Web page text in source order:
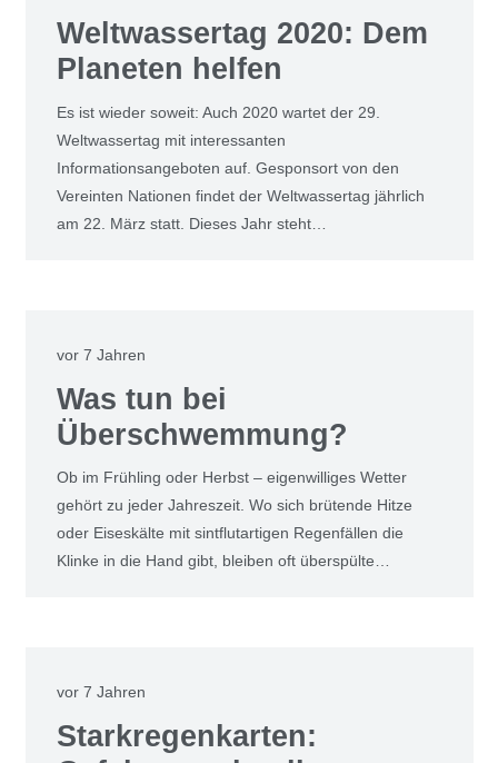
Weltwassertag 2020: Dem
Planeten helfen
Es ist wieder soweit: Auch 2020 wartet der 29.
Weltwassertag mit interessanten
Informationsangeboten auf. Gesponsort von den
Vereinten Nationen findet der Weltwassertag jährlich
am 22. März statt. Dieses Jahr steht…
vor 7 Jahren
Was tun bei
Überschwemmung?
Ob im Frühling oder Herbst – eigenwilliges Wetter
gehört zu jeder Jahreszeit. Wo sich brütende Hitze
oder Eiseskälte mit sintflutartigen Regenfällen die
Klinke in die Hand gibt, bleiben oft überspülte…
vor 7 Jahren
Starkregenkarten: